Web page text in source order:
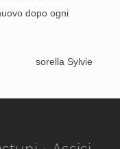
dopo ogni
sorella Sylvie